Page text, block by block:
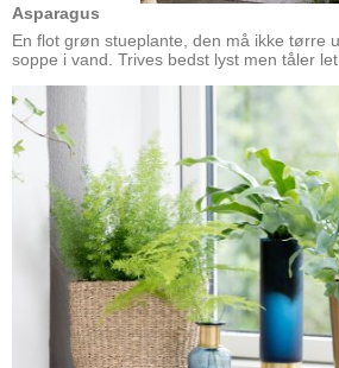
Asparagus
En flot grøn stueplante, den må ikke tørre
soppe i vand. Trives bedst lyst men tåler let